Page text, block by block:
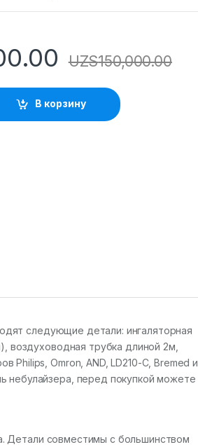
UZS150,000.00
В корзину
следующие детали: ингаляторная
воздуховодная трубка длиной 2м,
Philips, Omron, AND, LD210-C, Bremed и
небулайзера, перед покупкой можете
Детали совместимы с большинством